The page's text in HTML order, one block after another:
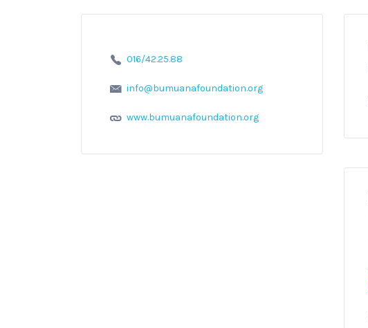
016/42.25.88
info@bumuanafoundation.org
www.bumuanafoundation.org